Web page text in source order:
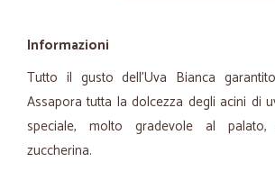
Informazioni
Tutto il gusto dell'Uva Bianca
Assapora tutta la dolcezza degli acini di
speciale, molto gradevole al
zuccherina.